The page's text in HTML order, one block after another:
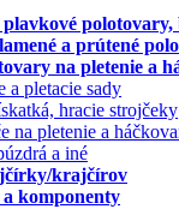
polotovary,
a prútené
na pletenie a
a pletacie sady
hracie strojčeky
na pletenie a
a iné
krajčírov
komponenty